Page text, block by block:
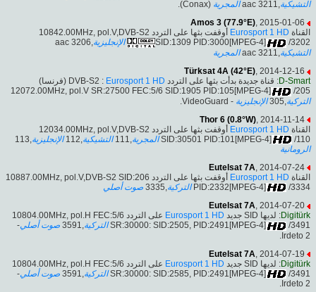
التشيكية,3211 aac المجرية (Conax).
Amos 3 (77.9°E), 2015-01-06
القناة Eurosport 1 HD
أوقفت بثها على التردد 10842.00MHz, pol.V,DVB-S2
SID:1309 PID:3000[MPEG-4]
/3202 الإنجليزية,3206 aac
التشيكية,3211 aac
المجرية
Türksat 4A (42°E), 2014-12-16
D-Smart: قناة جديدة بدأت بثها على التردد DVB-S2 : Eurosport 1 HD
(فرنسا)
12072.00MHz, pol.V SR:27500 FEC:5/6 SID:1905 PID:105[MPEG-4]
/205
التركية
الإنجليزية - VideoGuard.
Thor 6 (0.8°W) , 2014-11-14
القناة Eurosport 1 HD
أوقفت بثها على التردد 12034.00MHz, pol.V,DVB-S2
SID:30501 PID:101[MPEG-4]
/110 المجرية التشيكية الإنجليزية
الرومانية
Eutelsat 7A, 2014-07-24
القناة Eurosport 1 HD
أوقفت بثها على التردد 10887.00MHz, pol.V,DVB-S2 SID:206
PID:2332[MPEG-4]
/3334 التركية,3335
صوت أصلي
Eutelsat 7A, 2014-07-20
Digitürk: لديها SID جديد Eurosport 1 HD
على التردد 10804.00MHz, pol.H FEC:5/6
SR:30000: SID:2505, PID:2491[MPEG-4]
/3491 التركية,3591 صوت أصلي-
Irdeto 2.
Eutelsat 7A , 2014-07-19
Digitürk: لديها SID جديد Eurosport 1 HD
على التردد 10804.00MHz, pol.H FEC:5/6
SR:30000: SID:2585, PID:2491[MPEG-4]
/3491 التركية صوت أصلي-
Irdeto 2.